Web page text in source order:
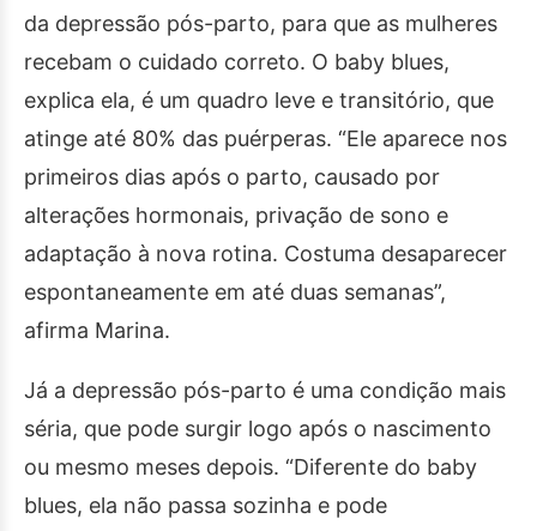
da depressão pós-parto, para que as mulheres
recebam o cuidado correto. O baby blues,
explica ela, é um quadro leve e transitório, que
atinge até 80% das puérperas. “Ele aparece nos
primeiros dias após o parto, causado por
alterações hormonais, privação de sono e
adaptação à nova rotina. Costuma desaparecer
espontaneamente em até duas semanas”,
afirma Marina.
Já a depressão pós-parto é uma condição mais
séria, que pode surgir logo após o nascimento
ou mesmo meses depois. “Diferente do baby
blues, ela não passa sozinha e pode